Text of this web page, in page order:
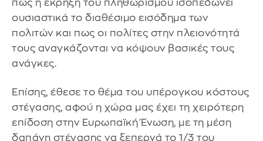
πως η έκρηξη του πληθωρισμού ισοπεδώνει
ουσιαστικά το διαθέσιμο εισόδημα των
πολιτών και πως οι πολίτες στην πλειονότητά
τους αναγκάζονται να κόψουν βασικές τους
ανάγκες.
Επίσης, έθεσε το θέμα του υπέρογκου κόστους
στέγασης, αφού η χώρα μας έχει τη χειρότερη
επίδοση στην Ευρωπαϊκή Ένωση, με τη μέση
δαπάνη στέγασης να ξεπερνά το 1/3 του